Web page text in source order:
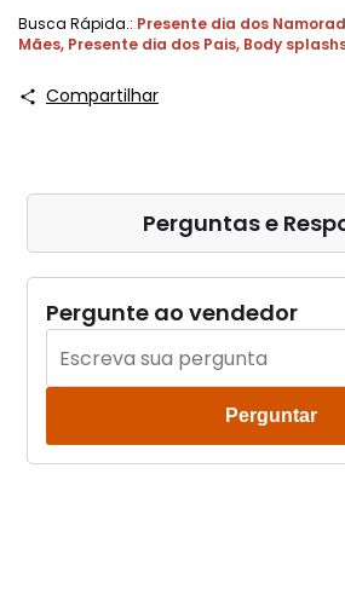
Busca Rápida.: Presente dia dos
Mães, Presente dia dos Pais, Body
Compartilhar
Perguntas e
Pergunte ao vendedor
Perguntar